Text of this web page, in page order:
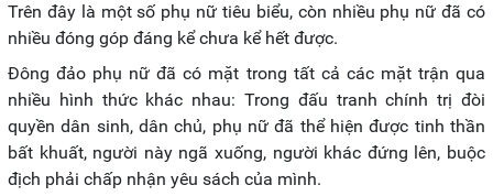
Trên đây là một số phụ nữ tiêu biểu, còn nhiều phụ nữ đã có
nhiều đóng góp đáng kể chưa kể hết được.
Đông đảo phụ nữ đã có mặt trong tất cả các mặt trận qua
nhiều hình thức khác nhau: Trong đấu tranh chính trị đòi
quyền dân sinh, dân chủ, phụ nữ đã thể hiện được tinh thần
bất khuất, người này ngã xuống, người khác đứng lên, buộc
địch phải chấp nhận yêu sách của mình.